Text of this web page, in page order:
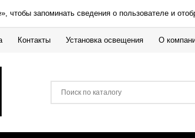
чтобы запоминать сведения о пользователе и
Контакты Установка освещения О